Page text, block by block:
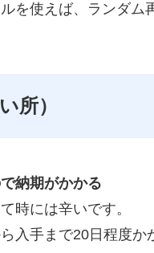
を使えば、ランダム
所）
納期がかかる
時には辛いです。
入手まで20日程度か